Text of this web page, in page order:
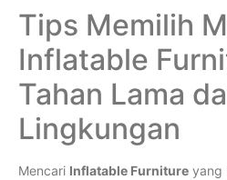
Tips Memilih
Inflatable
Tahan Lama
Lingkungan
Mencari Inflatable Furniture yang